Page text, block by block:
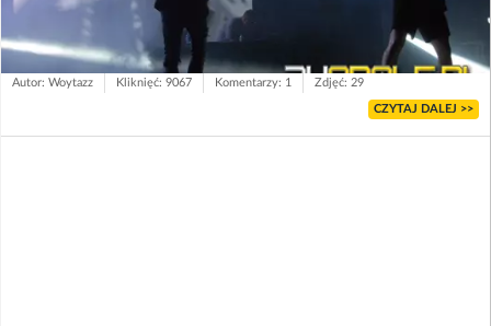
Autor: Woytazz Kliknięć: 9067 Komentarzy: 1 Zdjęć: 29
CZYTAJ DALEJ >>